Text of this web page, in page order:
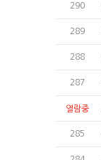
290
289
288
287
열람중
285